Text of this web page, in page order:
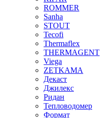
ROMMER
Sanha
STOUT
Tecofi
Thermaflex
THERMAGENT
Viega
ZETKAMA
Декаст
Джилекс
Ридан
Тепловодомер
Формат